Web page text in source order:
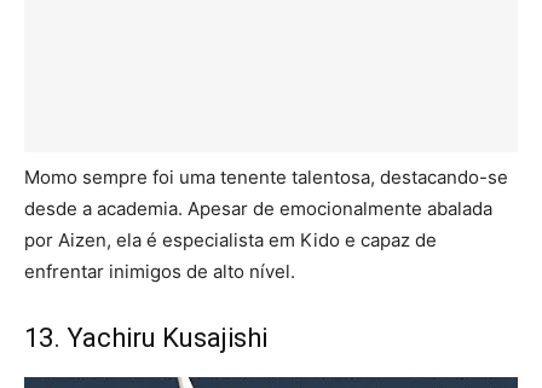
Momo sempre foi uma tenente talentosa, destacando-se
desde a academia. Apesar de emocionalmente abalada
por Aizen, ela é especialista em Kido e capaz de
enfrentar inimigos de alto nível.
13. Yachiru Kusajishi